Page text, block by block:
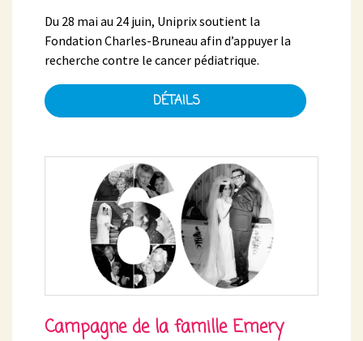
Du 28 mai au 24 juin, Uniprix soutient la
Fondation Charles-Bruneau afin d’appuyer la
recherche contre le cancer pédiatrique.
DÉTAILS
Campagne de la famille Emery